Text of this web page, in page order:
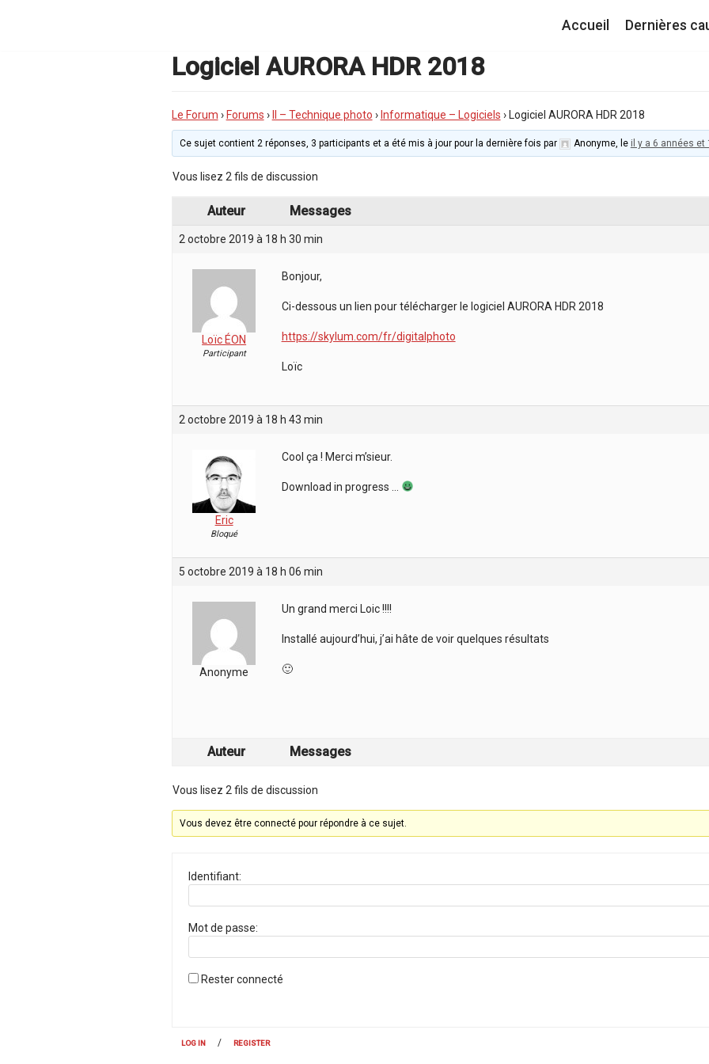
Accueil Dernières
Logiciel AURORA HDR 2018
Le Forum › Forums › II – Technique photo › Informatique – Logiciels › Logiciel AURORA HDR 2018
Ce sujet contient 2 réponses, 3 participants et a été mis à jour pour la dernière fois par Anonyme, le il y a 6 années et
Vous lisez 2 fils de discussion
Auteur Messages
2 octobre 2019 à 18 h 30 min
Loïc ÉON
Participant
Bonjour,
Ci-dessous un lien pour télécharger le logiciel AURORA HDR 2018
https://skylum.com/fr/digitalphoto
Loïc
2 octobre 2019 à 18 h 43 min
Eric
Bloqué
Cool ça ! Merci m’sieur.
Download in progress …
5 octobre 2019 à 18 h 06 min
Anonyme
Un grand merci Loic !!!!
Installé aujourd’hui, j’ai hâte de voir quelques résultats
🙂
Auteur Messages
Vous lisez 2 fils de discussion
Vous devez être connecté pour répondre à ce sujet.
Identifiant:
Mot de passe:
Rester connecté
LOG IN / REGISTER